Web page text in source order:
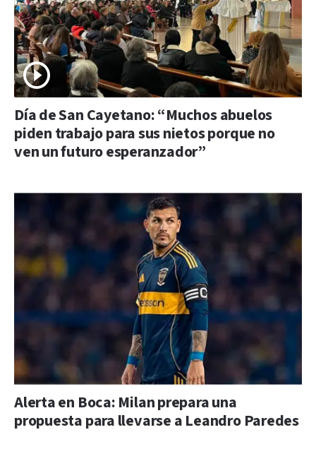
Día de San Cayetano: “Muchos abuelos
piden trabajo para sus nietos porque no
ven un futuro esperanzador”
Alerta en Boca: Milan prepara una
propuesta para llevarse a Leandro Paredes